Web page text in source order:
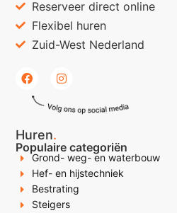
Reserveer direct online
Flexibel huren
Zuid-West Nederland
Huren.
Populaire categoriën
Grond- weg- en waterbouw
Hef- en hijstechniek
Bestrating
Steigers